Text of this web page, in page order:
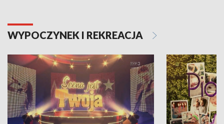
WYPOCZYNEK I REKREACJA